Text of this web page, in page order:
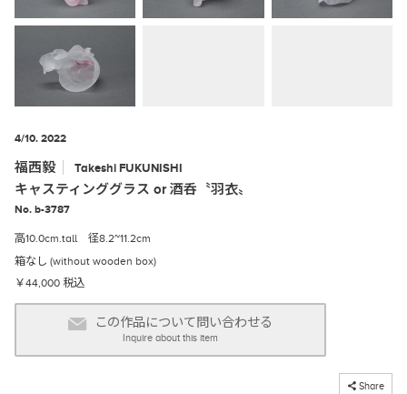
4/10. 2022
福西毅 Takeshi FUKUNISHI
キャスティンググラス or 酒呑〝羽衣〟
No. b-3787
高10.0cm.tall 径8.2~11.2cm
箱なし (without wooden box)
￥44,000 税込
この作品について問い合わせる
Inquire about this item
Share
コピーしました